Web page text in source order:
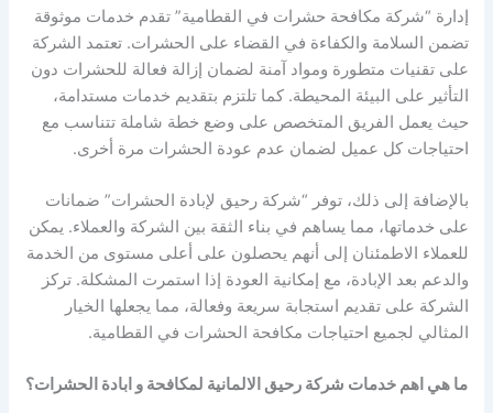
إدارة “شركة مكافحة حشرات في القطامية” تقدم خدمات موثوقة
تضمن السلامة والكفاءة في القضاء على الحشرات. تعتمد الشركة
على تقنيات متطورة ومواد آمنة لضمان إزالة فعالة للحشرات دون
التأثير على البيئة المحيطة. كما تلتزم بتقديم خدمات مستدامة،
حيث يعمل الفريق المتخصص على وضع خطة شاملة تتناسب مع
احتياجات كل عميل لضمان عدم عودة الحشرات مرة أخرى.
بالإضافة إلى ذلك، توفر “شركة رحيق لإبادة الحشرات” ضمانات
على خدماتها، مما يساهم في بناء الثقة بين الشركة والعملاء. يمكن
للعملاء الاطمئنان إلى أنهم يحصلون على أعلى مستوى من الخدمة
والدعم بعد الإبادة، مع إمكانية العودة إذا استمرت المشكلة. تركز
الشركة على تقديم استجابة سريعة وفعالة، مما يجعلها الخيار
المثالي لجميع احتياجات مكافحة الحشرات في القطامية.
ما هي اهم خدمات شركة رحيق الالمانية لمكافحة و ابادة الحشرات؟